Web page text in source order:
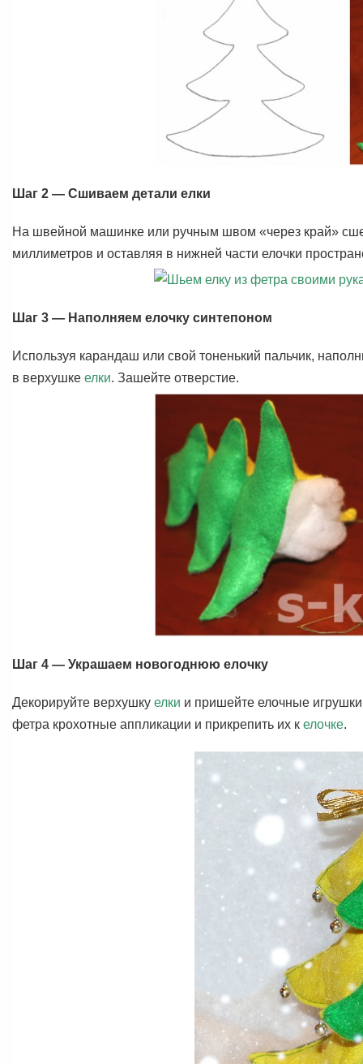
Шаг 2 — Сшиваем детали елки
На швейной машинке или ручным швом «через край»
миллиметров и оставляя в нижней части елочки
Шаг 3 — Наполняем елочку синтепоном
Используя карандаш или свой тоненький пальчик,
в верхушке елки. Зашейте отверстие.
Шаг 4 — Украшаем новогоднюю елочку
Декорируйте верхушку елки и пришейте елочные
фетра крохотные аппликации и прикрепить их к елочке.